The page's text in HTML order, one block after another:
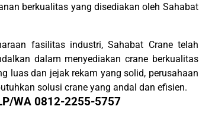
berkualitas yang disediakan oleh Sahabat
fasilitas industri, Sahabat Crane telah
dalam menyediakan crane berkualitas
luas dan jejak rekam yang solid, perusahaan
solusi crane yang andal dan efisien.
WA 0812-2255-5757